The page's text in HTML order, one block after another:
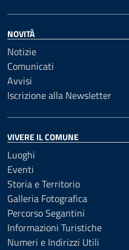
NOVITÀ
Notizie
Comunicati
Avvisi
Iscrizione alla Newsletter
VIVERE IL COMUNE
Luoghi
Eventi
Storia e Territorio
Galleria Fotografica
Percorso Segantini
Informazioni Turistiche
Numeri e Indirizzi Utili